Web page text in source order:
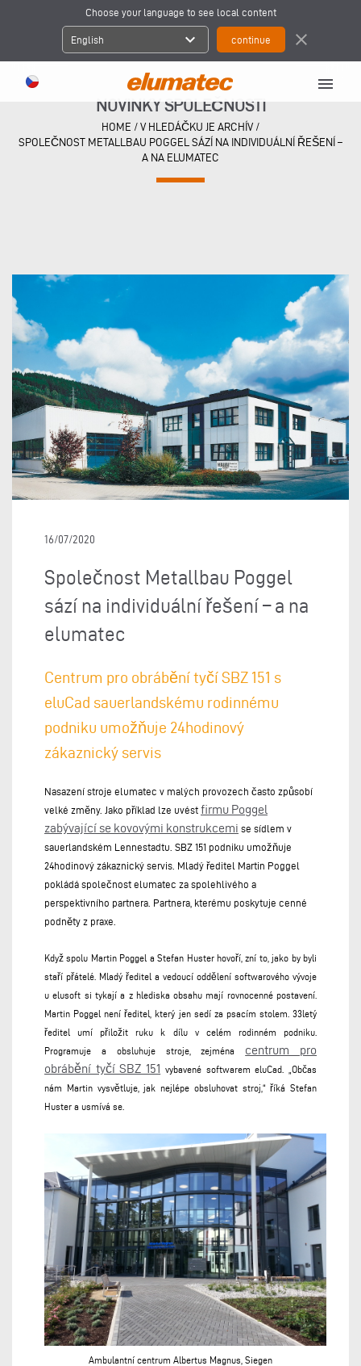
Choose your language to see local content
English expand_more close
menu
NOVINKY SPOLEČNOSTI
HOME / V HLEDÁČKU JE ARCHÍV /
SPOLEČNOST METALLBAU POGGEL SÁZÍ NA INDIVIDUÁLNÍ ŘEŠENÍ –
A NA ELUMATEC
16/07/2020
Společnost Metallbau Poggel
sází na individuální řešení – a na
elumatec
Centrum pro obrábění tyčí SBZ 151 s
eluCad sauerlandskému rodinnému
podniku umožňuje 24hodinový
zákaznický servis
Nasazení stroje elumatec v malých provozech často způsobí
velké změny. Jako příklad lze uvést firmu Poggel
zabývající se kovovými konstrukcemi se sídlem v
sauerlandském Lennestadtu. SBZ 151 podniku umožňuje
24hodinový zákaznický servis. Mladý ředitel Martin Poggel
pokládá společnost elumatec za spolehlivého a
perspektivního partnera. Partnera, kterému poskytuje cenné
podněty z praxe.
Když spolu Martin Poggel a Stefan Huster hovoří, zní to, jako by byli
staří přátelé. Mladý ředitel a vedoucí oddělení softwarového vývoje
u elusoft si tykají a z hlediska obsahu mají rovnocenné postavení.
Martin Poggel není ředitel, který jen sedí za psacím stolem. 33letý
ředitel umí přiložit ruku k dílu v celém rodinném podniku.
Programuje a obsluhuje stroje, zejména centrum pro
obrábění tyčí SBZ 151 vybavené softwarem eluCad. „Občas
nám Martin vysvětluje, jak nejlépe obsluhovat stroj,“ říká Stefan
Huster a usmívá se.
Ambulantní centrum Albertus Magnus, Siegen